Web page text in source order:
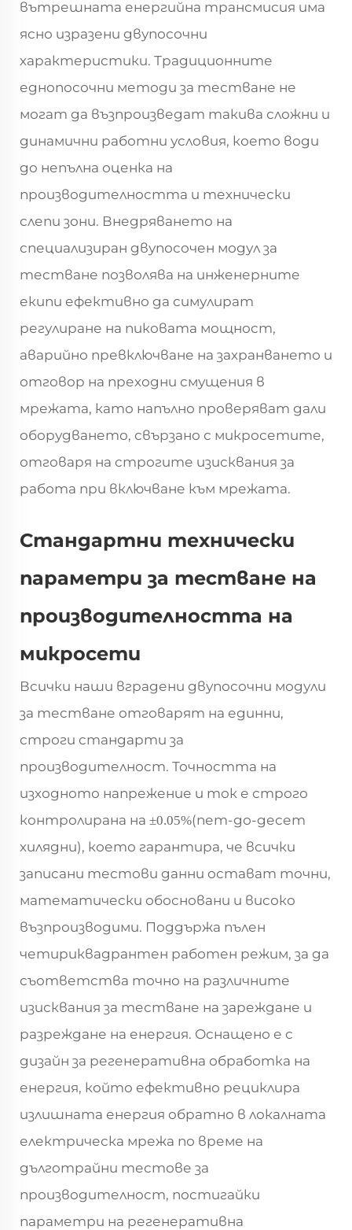
вътрешната енергийна трансмисия има
ясно изразени двупосочни
характеристики. Традиционните
еднопосочни методи за тестване не
могат да възпроизведат такива сложни и
динамични работни условия, което води
до непълна оценка на
производителността и технически
слепи зони. Внедряването на
специализиран двупосочен модул за
тестване позволява на инженерните
екипи ефективно да симулират
регулиране на пиковата мощност,
аварийно превключване на захранването и
отговор на преходни смущения в
мрежата, като напълно проверяват дали
оборудването, свързано с микросетите,
отговаря на строгите изисквания за
работа при включване към мрежата.
Стандартни технически
параметри за тестване на
производителността на
микросети
Всички наши вградени двупосочни модули
за тестване отговарят на единни,
строги стандарти за
производителност. Точността на
изходното напрежение и ток е строго
контролирана на ±0.05%(пет-до-десет
хилядни), което гарантира, че всички
записани тестови данни остават точни,
математически обосновани и високо
възпроизводими. Поддържа пълен
четириквадрантен работен режим, за да
съответства точно на различните
изисквания за тестване на зареждане и
разреждане на енергия. Оснащено е с
дизайн за регенеративна обработка на
енергия, който ефективно рециклира
излишната енергия обратно в локалната
електрическа мрежа по време на
дълготрайни тестове за
производителност, постигайки
параметри на регенеративна